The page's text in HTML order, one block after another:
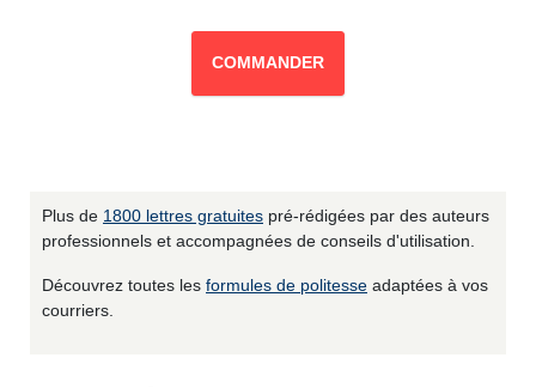
COMMANDER
Plus de 1800 lettres gratuites pré-rédigées par des auteurs
professionnels et accompagnées de conseils d'utilisation.
Découvrez toutes les formules de politesse adaptées à vos
courriers.